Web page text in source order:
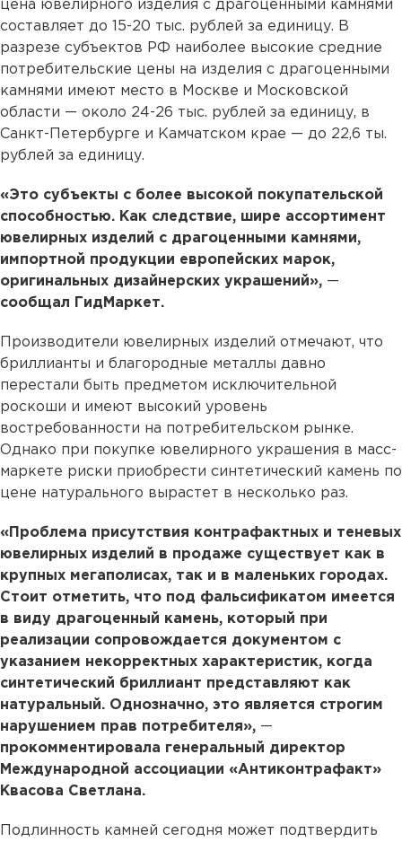
цена ювелирного изделия с драгоценными камнями
составляет до 15-20 тыс. рублей за единицу. В
разрезе субъектов РФ наиболее высокие средние
потребительские цены на изделия с драгоценными
камнями имеют место в Москве и Московской
области — около 24-26 тыс. рублей за единицу, в
Санкт-Петербурге и Камчатском крае — до 22,6 ты.
рублей за единицу.
«Это субъекты с более высокой покупательской
способностью. Как следствие, шире ассортимент
ювелирных изделий с драгоценными камнями,
импортной продукции европейских марок,
оригинальных дизайнерских украшений», —
сообщал ГидМаркет.
Производители ювелирных изделий отмечают, что
бриллианты и благородные металлы давно
перестали быть предметом исключительной
роскоши и имеют высокий уровень
востребованности на потребительском рынке.
Однако при покупке ювелирного украшения в масс-
маркете риски приобрести синтетический камень по
цене натурального вырастет в несколько раз.
«Проблема присутствия контрафактных и теневых
ювелирных изделий в продаже существует как в
крупных мегаполисах, так и в маленьких городах.
Стоит отметить, что под фальсификатом имеется
в виду драгоценный камень, который при
реализации сопровождается документом с
указанием некорректных характеристик, когда
синтетический бриллиант представляют как
натуральный. Однозначно, это является строгим
нарушением прав потребителя», —
прокомментировала генеральный директор
Международной ассоциации «Антиконтрафакт»
Квасова Светлана.
Подлинность камней сегодня может подтвердить